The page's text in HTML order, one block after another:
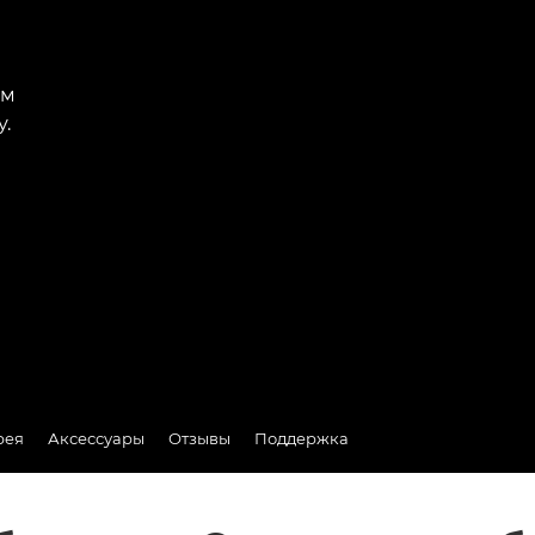
Аксессуары Отзывы Поддержка